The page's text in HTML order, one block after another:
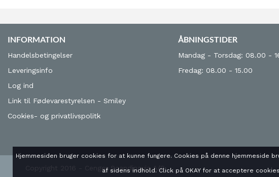
INFORMATION
Handelsbetingelser
Leveringsinfo
Log ind
Link til Fødevarestyrelsen - Smiley
Cookies- og privatlivspolitk
ÅBNINGSTIDER
Mandag - Torsdag: 08.00 -
Fredag: 08.00 - 15.00
Copyright 2016 - Cenger Scandinavia A/S
Hjemmesiden bruger cookies for at kunne fungere. Cookies på denne hjemmeside
af sidens indhold. Click på OKAY for at acceptere cookies